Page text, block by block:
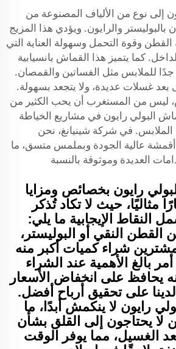
إلى نوع من الألياف المصنوعة من
والرايون. ويؤدي هذا المزيج
القطن وقوة التحمل وسهولة العناية التي
كما يتميز هذا القماش بانسيابية
جدًا للملابس مثل الفساتين والقمصان.
بعد غسلات عديدة، ولا يتجعد بسهولة.
ليس من المستغرب أن يحب الكثير من
البولي رايون في مشاريع الخياطة
الملابس. في شركة شينيانغ، نحن
عالية الجودة وبملمس متسق، ما
العديدة وموثوقة بالنسبة
رايون بخصائص ومزايا
مثاليًا، حيث لا تكاد تُذكر
النقاط الإيجابية ما يلي:
النقي أو البوليستر،
شراء كميات أكبر منه
بالغ الأهمية عند الشراء
يحافظ على انخفاض الأسعار
على تحقيق أرباح أفضل.
رايون لا ينكمش أبدًا، ما
لا يحتاجون إلى القلق بشأن
الغسيل، مما يوفر الوقت